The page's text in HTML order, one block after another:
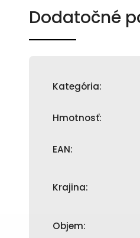
Dodatočné
Kategória:
Hmotnosť:
EAN:
Krajina:
Objem: